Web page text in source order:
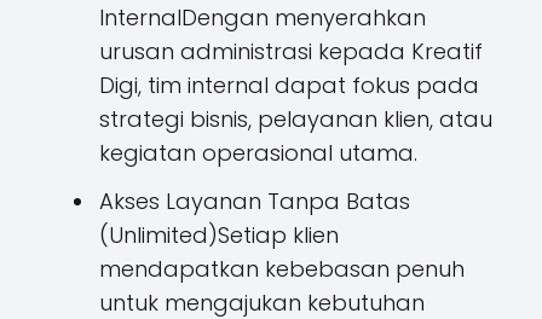
InternalDengan menyerahkan
urusan administrasi kepada Kreatif
Digi, tim internal dapat fokus pada
strategi bisnis, pelayanan klien, atau
kegiatan operasional utama.
Akses Layanan Tanpa Batas
(Unlimited)Setiap klien
mendapatkan kebebasan penuh
untuk mengajukan kebutuhan